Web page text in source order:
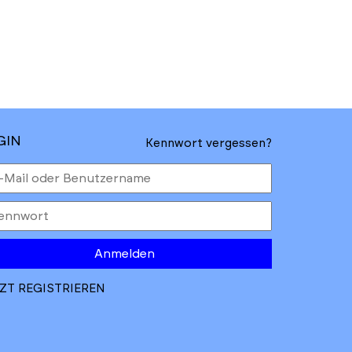
Kennwort vergessen?
Anmelden
REGISTRIEREN